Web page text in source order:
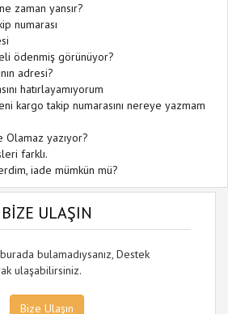
zaman yansır?
numarası
ödenmiş görünüyor?
adresi?
hatırlayamıyorum
kargo takip numarasını nereye yazmam
Olamaz yazıyor?
farklı.
iade mümkün mü?
BİZE ULAŞIN
bulamadıysanız, Destek
ulaşabilirsiniz.
Bize Ulaşın